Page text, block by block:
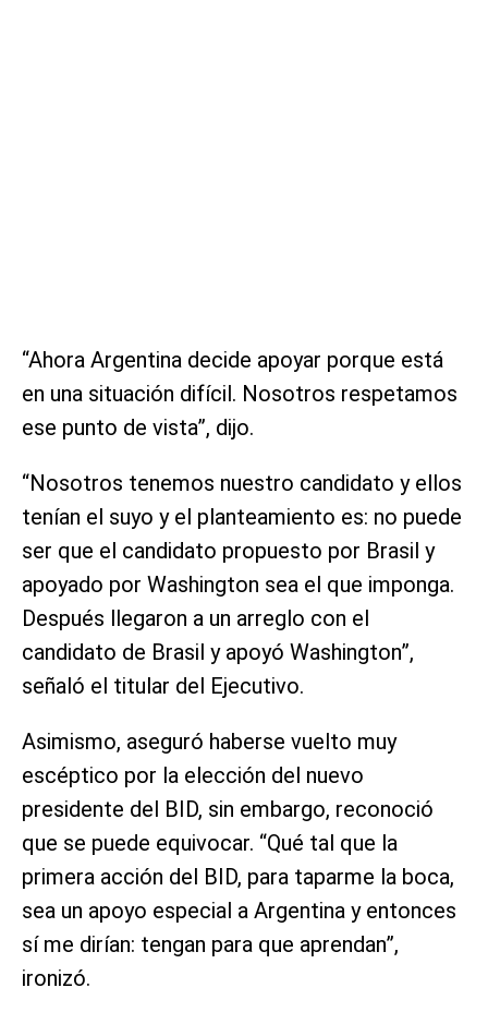
“Ahora Argentina decide apoyar porque está
en una situación difícil. Nosotros respetamos
ese punto de vista”, dijo.
“Nosotros tenemos nuestro candidato y ellos
tenían el suyo y el planteamiento es: no puede
ser que el candidato propuesto por Brasil y
apoyado por Washington sea el que imponga.
Después llegaron a un arreglo con el
candidato de Brasil y apoyó Washington”,
señaló el titular del Ejecutivo.
Asimismo, aseguró haberse vuelto muy
escéptico por la elección del nuevo
presidente del BID, sin embargo, reconoció
que se puede equivocar. “Qué tal que la
primera acción del BID, para taparme la boca,
sea un apoyo especial a Argentina y entonces
sí me dirían: tengan para que aprendan”,
ironizó.